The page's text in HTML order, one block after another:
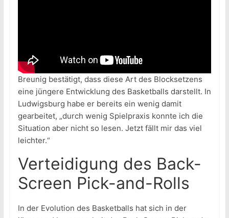
Breunig bestätigt, dass diese Art des Blocksetzens
eine jüngere Entwicklung des Basketballs darstellt. In
Ludwigsburg habe er bereits ein wenig damit
gearbeitet, „durch wenig Spielpraxis konnte ich die
Situation aber nicht so lesen. Jetzt fällt mir das viel
leichter.“
Verteidigung des Back-
Screen Pick-and-Rolls
In der Evolution des Basketballs hat sich in der